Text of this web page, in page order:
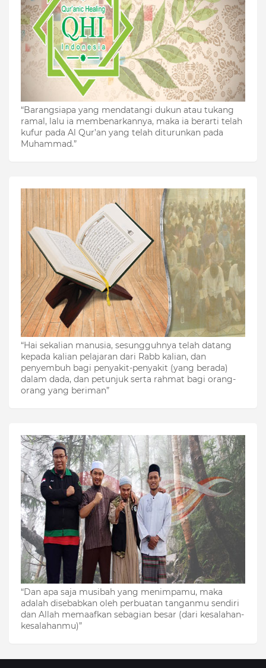
“Barangsiapa yang mendatangi dukun atau tukang
ramal, lalu ia membenarkannya, maka ia berarti telah
kufur pada Al Qur’an yang telah diturunkan pada
Muhammad.”
“Hai sekalian manusia, sesungguhnya telah datang
kepada kalian pelajaran dari Rabb kalian, dan
penyembuh bagi penyakit-penyakit (yang berada)
dalam dada, dan petunjuk serta rahmat bagi orang-
orang yang beriman”
“Dan apa saja musibah yang menimpamu, maka
adalah disebabkan oleh perbuatan tanganmu sendiri
dan Allah memaafkan sebagian besar (dari kesalahan-
kesalahanmu)”